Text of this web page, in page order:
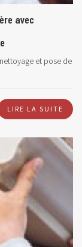
avec
et pose de
LIRE LA SUITE